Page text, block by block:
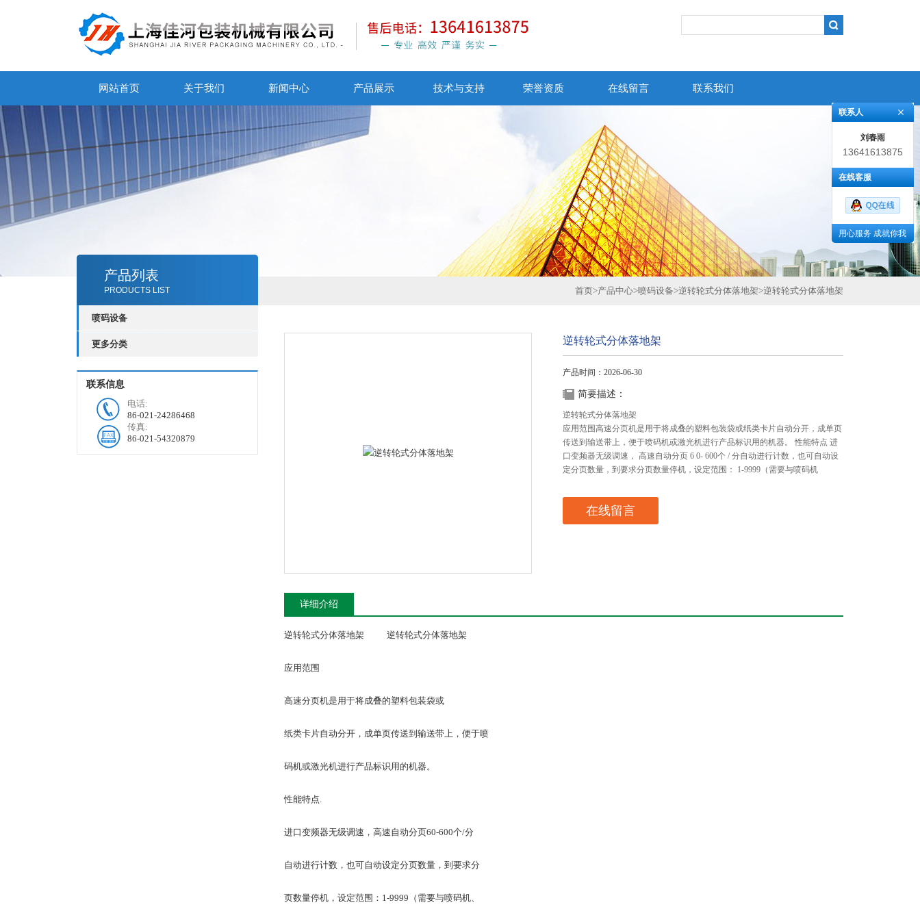
网站首页 关于我们 新闻中心 产品展示 技术与支持 荣誉资质 在线留言 联系我们
产品列表
PRODUCTS LIST
喷码设备
更多分类
联系信息
电话:
86-021-24286468
传真:
86-021-54320879
首页>产品中心>喷码设备>逆转轮式分体落地架>逆转轮式分体落地架
逆转轮式分体落地架
产品时间：2026-06-30
简要描述：
逆转轮式分体落地架
应用范围高速分页机是用于将成叠的塑料包装袋或纸类卡片自动分开，成单页
传送到输送带上，便于喷码机或激光机进行产品标识用的机器。 性能特点 进
口变频器无级调速， 高速自动分页 6 0- 600个 / 分自动进行计数，也可自动设
定分页数量，到要求分页数量停机，设定范围： 1-9999（需要与喷码机
在线留言
详细介绍
逆转轮式分体落地架 逆转轮式分体落地架
应用范围
高速分页机是用于将成叠的塑料包装袋或
纸类卡片自动分开，成单页传送到输送带上，便于喷
码机或激光机进行产品标识用的机器。
性能特点.
进口变频器无级调速，高速自动分页60-600个/分
自动进行计数，也可自动设定分页数量，到要求分
页数量停机，设定范围：1-9999（需要与喷码机、
联系人
刘春雨
13641613875
在线客服
用心服务 成就你我